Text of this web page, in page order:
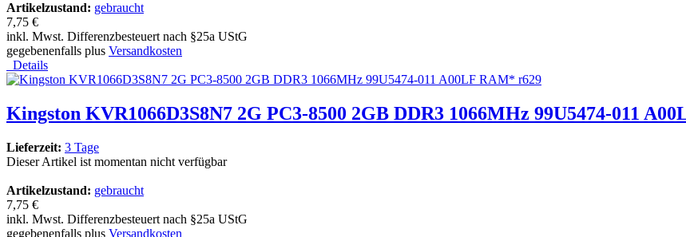
Artikelzustand: gebraucht
7,75 €
inkl. Mwst. Differenzbesteuert nach §25a UStG
gegebenenfalls plus Versandkosten
Details
Kingston KVR1066D3S8N7 2G PC3-8500 2GB DDR3 1066MHz 99U5474-011
Lieferzeit: 3 Tage
Dieser Artikel ist momentan nicht verfügbar
Artikelzustand: gebraucht
7,75 €
inkl. Mwst. Differenzbesteuert nach §25a UStG
gegebenenfalls plus Versandkosten